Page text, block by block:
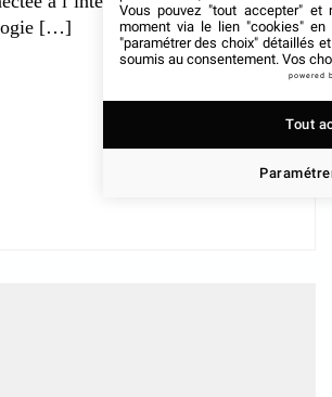
Vous pouvez "tout accepter" et
moment via le lien "cookies" en
"paramétrer des choix" détaillés
soumis au consentement. Vos
powered
Tout